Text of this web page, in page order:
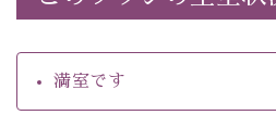
・館内フリーWi-Fi
・チェックイン15時、チェッ
【お食事】
満室です